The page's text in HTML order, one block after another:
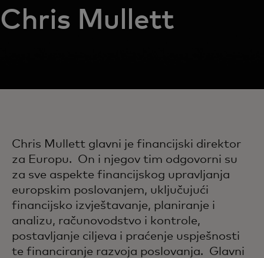
Chris Mullett
Chris Mullett glavni je financijski direktor
za Europu. On i njegov tim odgovorni su
za sve aspekte financijskog upravljanja
europskim poslovanjem, uključujući
financijsko izvještavanje, planiranje i
analizu, računovodstvo i kontrole,
postavljanje ciljeva i praćenje uspješnosti
te financiranje razvoja poslovanja. Glavni